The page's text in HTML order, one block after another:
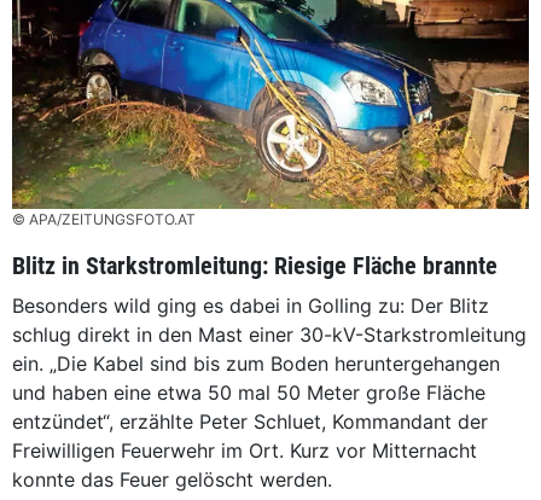
© APA/ZEITUNGSFOTO.AT
Blitz in Starkstromleitung: Riesige Fläche brannte
Besonders wild ging es dabei in Golling zu: Der Blitz
schlug direkt in den Mast einer 30-kV-Starkstromleitung
ein. „Die Kabel sind bis zum Boden heruntergehangen
und haben eine etwa 50 mal 50 Meter große Fläche
entzündet“, erzählte Peter Schluet, Kommandant der
Freiwilligen Feuerwehr im Ort. Kurz vor Mitternacht
konnte das Feuer gelöscht werden.